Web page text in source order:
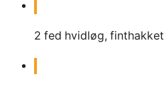
2 fed hvidløg, finthakket